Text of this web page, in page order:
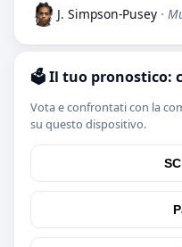
J. Simpson-Pusey ·
🗳️ Il tuo pronostico:
Vota e confrontati con la
su questo dispositivo.